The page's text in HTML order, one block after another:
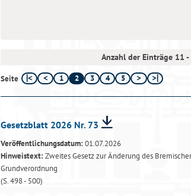
Anzahl der Einträge 11
Seite 1 2 3 4 5
Gesetzblatt 2026 Nr. 73
Veröffentlichungsdatum:01.07.2026
Hinweistext:Zweites Gesetz zur Änderung des
Grundverordnung
(S. 498 - 500)